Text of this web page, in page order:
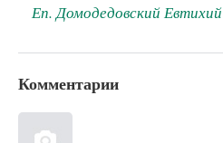
Еп. Домодедовский Евтихий
Комментарии